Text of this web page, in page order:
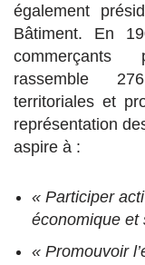
également
Bâtiment. En
commerçants
rassemble
territoriales et
représentation
aspire à :
« Participer
économique et
« Promouvoir